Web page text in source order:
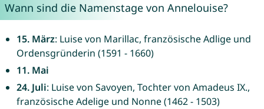
Wann sind die Namenstage von Annelouise?
15. März: Luise von Marillac, französische Adlige und
Ordensgründerin (1591 - 1660)
11. Mai
24. Juli: Luise von Savoyen, Tochter von Amadeus IX.,
französische Adelige und Nonne (1462 - 1503)